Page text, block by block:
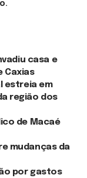
casa e
Caxias
estreia em
região dos
de Macaé
mudanças da
por gastos